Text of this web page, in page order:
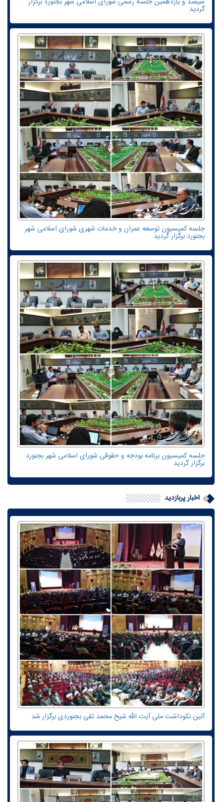
گردید
جلسه کمیسیون توسعه عمران و خدمات شهری شورای اسلامی شهر
بجنورد برگزار گردید
جلسه کمیسیون برنامه بودجه و حقوقی شورای اسلامی شهر بجنورد
برگزار گردید
اخبار پربازدید
آئین نکوداشت ملی آیت الله شیخ محمد تقی بجنوردی برگزار شد